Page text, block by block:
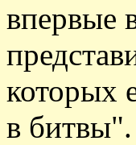
впервые
которых
в